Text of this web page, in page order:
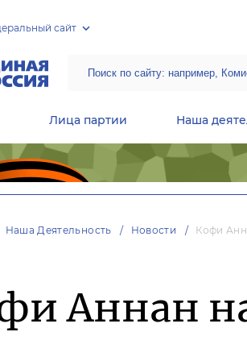
сайт
Лица партии Наша
Наша Деятельность Новости Кофи
Аннан